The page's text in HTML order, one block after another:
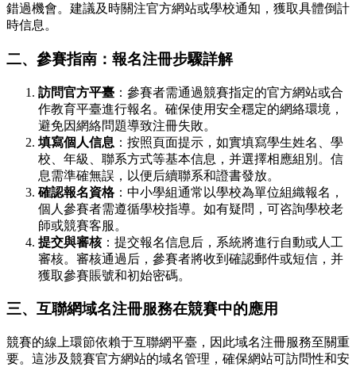
錯過機會。建議及時關注官方網站或學校通知，獲取具體倒計
時信息。
二、參賽指南：報名注冊步驟詳解
訪問官方平臺 ：參賽者需通過競賽指定的官方網站或合
作教育平臺進行報名。確保使用安全穩定的網絡環境，
避免因網絡問題導致注冊失敗。
填寫個人信息 ：按照頁面提示，如實填寫學生姓名、學
校、年級、聯系方式等基本信息，并選擇相應組別。信
息需準確無誤，以便后續聯系和證書發放。
確認報名資格：中小學組通常以學校為單位組織報名，
個人參賽者需遵循學校指導。如有疑問，可咨詢學校老
師或競賽客服。
提交與審核：提交報名信息后，系統將進行自動或人工
審核。審核通過后，參賽者將收到確認郵件或短信，并
獲取參賽賬號和初始密碼。
三、互聯網域名注冊服務在競賽中的應用
競賽的線上環節依賴于互聯網平臺，因此域名注冊服務至關重
要。這涉及競賽官方網站的域名管理，確保網站可訪問性和安